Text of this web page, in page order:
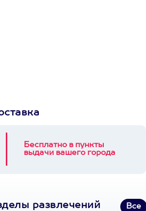
Бесплатно в пункты
выдачи вашего города
развлечений Все